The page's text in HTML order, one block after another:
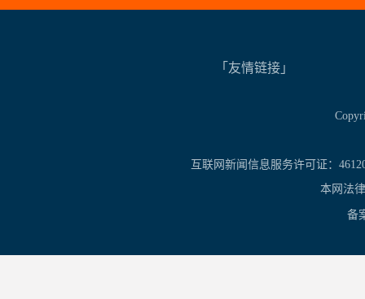
「友情链接」
互联网新闻信息服务许可证：
本网法
备